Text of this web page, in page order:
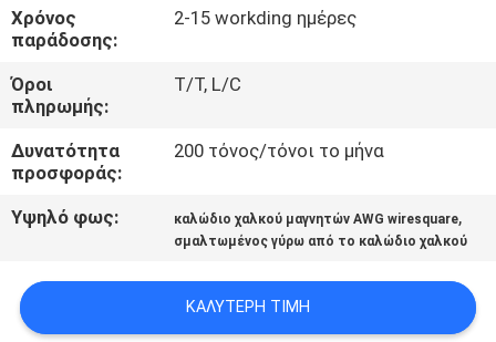
ΣΕ
ΕΠΑΦΉ
ΜΕ
ΕΙΔΉΣΕΙΣ
ΈΝΑ
ΑΠΌΣΠΑΣΜΑ
Χρόνος
παράδοσης:
2-15 workding ημέρες
Όροι
πληρωμής:
T/T, L/C
Δυνατότητα
προσφοράς:
200 τόνος/τόνοι το μήνα
Υψηλό φως: καλώδιο χαλκού μαγνητών AWG wiresquare,
σμαλτωμένος γύρω από το καλώδιο χαλκού
ΚΑΛΎΤΕΡΗ ΤΙΜΉ